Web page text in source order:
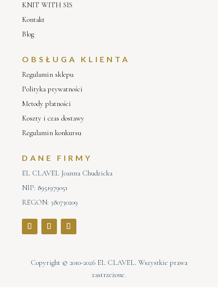
KNIT WITH SIS
Kontakt
Blog
OBSŁUGA KLIENTA
Regulamin sklepu
Polityka prywatności
Metody płatności
Koszty i czas dostawy
Regulamin konkursu
DANE FIRMY
EL CLAVEL Joanna Chudzicka
NIP: 8951979051
REGON: 380730209
Copyright © 2010-2026 EL CLAVEL. Wszystkie prawa
zastrzeżone.